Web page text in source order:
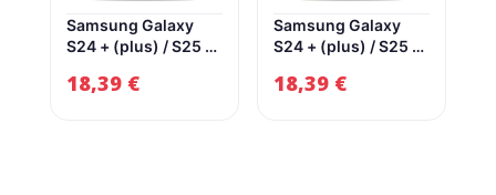
Samsung Galaxy
S24 + (plus) / S25 +
Cover – Magsafe
18,39 €
Samsung Galaxy
S24 + (plus) / S25 +
Cover – Magsafe
18,39 €